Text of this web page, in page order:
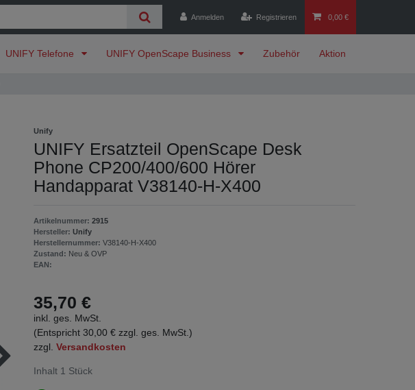
Anmelden Registrieren 0,00 €
UNIFY Telefone UNIFY OpenScape Business Zubehör Aktion
Unify
UNIFY Ersatzteil OpenScape Desk
Phone CP200/400/600 Hörer
Handapparat V38140-H-X400
Artikelnummer: 2915
Hersteller: Unify
Herstellernummer: V38140-H-X400
Zustand: Neu & OVP
EAN:
35,70 €
inkl. ges. MwSt.
(Entspricht 30,00 € zzgl. ges. MwSt.)
zzgl. Versandkosten
Inhalt 1 Stück